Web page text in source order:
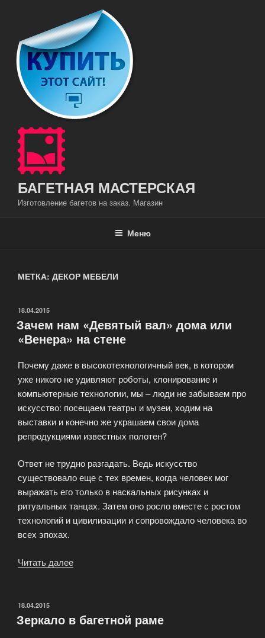
содержимому
БАГЕТНАЯ МАСТЕРСКАЯ
Изготовление багетов на заказ. Магазин
Меню
МЕТКА: ДЕКОР МЕБЕЛИ
ОПУБЛИКОВАНО
18.04.2015
Зачем нам «Девятый вал» дома или
«Венера» на стене
Почему даже в высокотехнологичный век, в котором
уже никого не удивляют роботы, клонирование и
компьютерные технологии, мы – люди не забываем про
искусство: посещаем театры и музеи, ходим на
выставки и конечно же украшаем свои дома
репродукциями известных полотен?
Ответ не трудно разгадать. Ведь искусство
существовало еще с тех времен, когда человек мог
выражать его только в наскальных рисунках и
ритуальных танцах. Затем оно росло вместе с ростом
технологий и цивилизации и сопровождало человека во
всех эпохах.
Читать далее
дома
ОПУБЛИКОВАНО
18.04.2015
Зеркало в багетной раме